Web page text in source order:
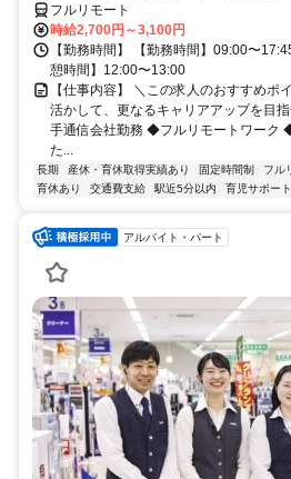
フルリモート
時給2,700円～3,100円
【勤務時間】 【勤務時間】09:00〜
憩時間】12:00〜13:00
【仕事内容】 ＼この求人のおすすめ
活かして、更なるキャリアアップを目
手通信会社勤務 ◆フルリモートワーク
た...
長期 産休・育休取得実績あり 固定時間制 フル
育休あり
交通費支給 駅近5分以内 育児サポー
アルバイト・パート